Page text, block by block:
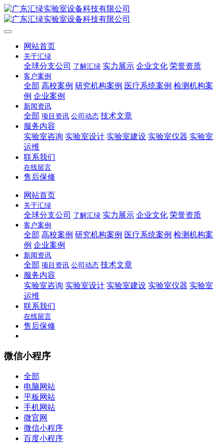
网站首页
关于汇绿
全球分支公司 了解汇绿 实力展示 企业文化 荣誉资质
客户案例
全部 高校案例 研究机构案例 医疗系统案例 检测机构案
例 企业案例
新闻资讯
全部 项目资讯 公司动态 技术文章
服务内容
实验室咨询 实验室设计 实验室建设 实验室仪器 实验室
运维
联系我们
在线留言
售后保修
网站首页
关于汇绿
全球分支公司 了解汇绿 实力展示 企业文化 荣誉资质
客户案例
全部 高校案例 研究机构案例 医疗系统案例 检测机构案
例 企业案例
新闻资讯
全部 项目资讯 公司动态 技术文章
服务内容
实验室咨询 实验室设计 实验室建设 实验室仪器 实验室
运维
联系我们
在线留言
售后保修
微信小程序
全部
电脑网站
平板网站
手机网站
微官网
微信小程序
百度小程序